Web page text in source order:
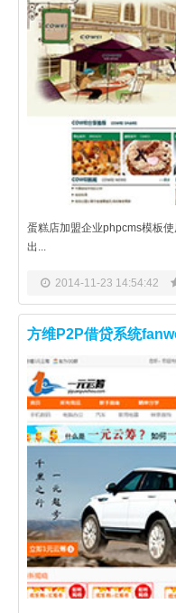
蛋糕店加盟企业phpcms模板
出...
2014-11-23 14:54:42
方维P2P借贷系统